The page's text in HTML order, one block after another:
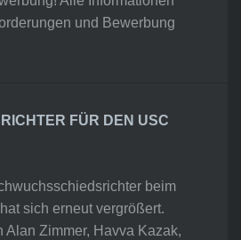
und Bewerbung
FÜR DEN USC
beim
sich erneut vergrößert.
Alan Zimmer, Havva Kazak,